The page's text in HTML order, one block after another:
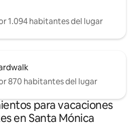
1.094 habitantes del lugar
870 habitantes del lugar
para vacaciones
en Santa Mónica